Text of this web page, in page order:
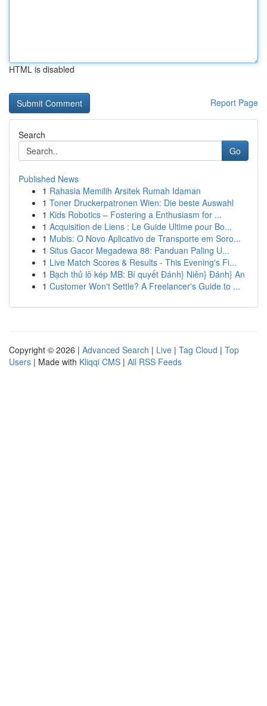
HTML is disabled
Report Page
Search
Go
Published News
1 Rahasia Memilih Arsitek Rumah Idaman
1 Toner Druckerpatronen Wien: Die beste Auswahl
1 Kids Robotics – Fostering a Enthusiasm for ...
1 Acquisition de Liens : Le Guide Ultime pour Bo...
1 Mubis: O Novo Aplicativo de Transporte em Soro...
1 Situs Gacor Megadewa 88: Panduan Paling U...
1 Live Match Scores & Results - This Evening's Fi...
1 Bạch thủ lô kép MB: Bí quyết Đánh} Niên} Đánh} An
1 Customer Won't Settle? A Freelancer's Guide to ...
Copyright © 2026 | Advanced Search | Live | Tag Cloud | Top
Users | Made with Kliqqi CMS | All RSS Feeds